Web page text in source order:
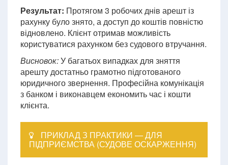
Результат: Протягом 3 робочих днів арешт із
рахунку було знято, а доступ до коштів повністю
відновлено. Клієнт отримав можливість
користуватися рахунком без судового втручання.
Висновок:У багатьох випадках для зняття
арешту достатньо грамотно підготованого
юридичного звернення. Професійна комунікація
з банком і виконавцем економить час і кошти
клієнта.
ПРИКЛАД З ПРАКТИКИ — ДЛЯ
ПІДПРИЄМСТВА (СУДОВЕ ОСКАРЖЕННЯ)